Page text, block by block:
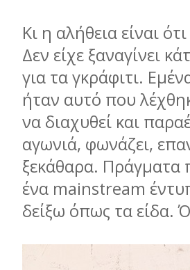
Κι η αλήθεια είναι
Δεν είχε ξαναγίνει
για τα γκράφιτι.
ήταν αυτό που
να διαχυθεί και
αγωνιά, φωνάζει,
ξεκάθαρα. Πράγματα
ένα mainstream
δείξω όπως τα είδα.